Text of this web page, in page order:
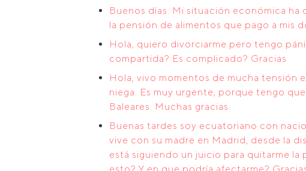
Buenos días. Mi situación económica ha
la pensión de alimentos que pago a mis
Hola, quiero divorciarme pero tengo
compartida? Es complicado? Gracias
Hola, vivo momentos de mucha tensión
niega. Es muy urgente, porque tengo
Baleares. Muchas gracias.
Buenas tardes soy ecuatoriano con
vive con su madre en Madrid, desde la
está siguiendo un juicio para quitarme